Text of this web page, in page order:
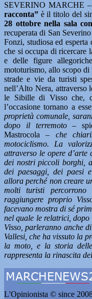
SEVERINO MARCHE –
racconta” è il titolo del
28 ottobre nella sala
recuperata di San
Fonzi, studiosa ed
che si occupa di ricercare
e delle figure
mototurismo, allo scopo
strade e vie da turisti
nell’Alto Nera, attraverso
le Sibille di Visso che,
l’occasione tornano a
proprietà comunale,
dopo il terremoto–
Mastrocola – che
motociclismo. La
attraverso le opere d’arte
dei nostri piccoli borghi,
dei paesaggi, dei paesi
allora perché non creare
molti turisti
raggiungere proprio
facevano mostra di sé
nel quale le relatrici, dopo
Visso, parleranno anche
Vallesi, che ha vissuto la
la moto, e la storia
rappresenta la rinascita
L'Opinionista © since